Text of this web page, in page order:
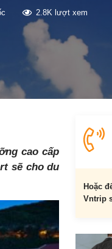
2.8K lượt xem
cao cấp
sẽ cho du
Hoặc
Vntrip